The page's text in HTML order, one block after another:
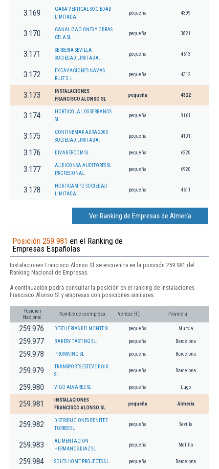
3.169
GARA VERTICAL SOCIEDAD
LIMITADA.
pequeña 4399
3.170
CANALIZACIONES Y OBRAS
CELA SL.
pequeña 3821
3.171
SERRERIA SEVILLA
SOCIEDAD LIMITADA.
pequeña 4613
3.172
EXCAVACIONES NAVAS
RUIZ S.L.
pequeña 4312
3.173
INSTALACIONES
FRANCISCO ALONSO SL
pequeña 4322
3.174
HORTICOLA LOS SERRANOS
SL
pequeña 0161
3.175
CONTINEMAR ADRA 2005
SOCIEDAD LIMITADA.
pequeña 4101
3.176 DIVABERCOM SL pequeña 6220
3.177
AUDICONSA AUDITORES SL
PROFESIONAL
pequeña 6920
3.178
HORTICAMPO SOCIEDAD
LIMITADA
pequeña 4611
Ver Ranking de Empresas de Almería
Posición 259.981 en el Ranking de
Empresas Españolas
Instalaciones Francisco Alonso Sl se encuentra en la posición 259.981 del
Ranking Nacional de Empresas.
A continuación podrá consultar la posición en el ranking de Instalaciones
Francisco Alonso Sl y empresas con posiciones similares:
Posición
Nacional
Nombre de la empresa Ventas (€) Provincia
259.976 DESTILERIAS BELMONTE SL pequeña Murcia
259.977 BAKERY TASTING SL. pequeña Barcelona
259.978 PROMISING SL pequeña Barcelona
259.979
TRANSPORTS ESTEVE BOIX
SL
pequeña Barcelona
259.980 VIGO ALVAREZ SL pequeña Lugo
259.981
INSTALACIONES
FRANCISCO ALONSO SL
pequeña Almería
259.982
DISTRIBUCIONES BENITEZ
TORRES SL
pequeña Sevilla
259.983
ALIMENTACION
HERMANOS DIAZ SL
pequeña Melilla
259.984 SOLES HOME PROJECTS S.L. pequeña Barcelona